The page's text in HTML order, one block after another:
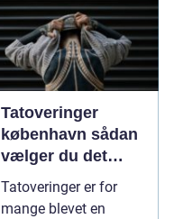
Tatoveringer
københavn sådan
vælger du det
rigtige studie
Tatoveringer er for
mange blevet en